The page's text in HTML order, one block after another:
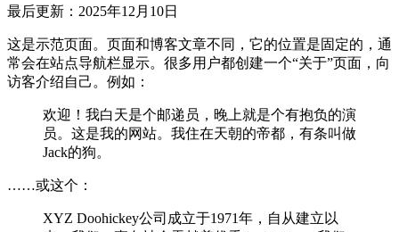
最后更新：2025年12月10日
这是示范页面。页面和博客文章不同，它的位置是固定的，通
常会在站点导航栏显示。很多用户都创建一个“关于”页面，向
访客介绍自己。例如：
欢迎！我白天是个邮递员，晚上就是个有抱负的演
员。这是我的网站。我住在天朝的帝都，有条叫做
Jack的狗。
……或这个：
XYZ Doohickey公司成立于1971年，自从建立以